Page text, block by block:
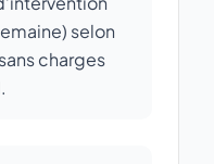
selon
charges